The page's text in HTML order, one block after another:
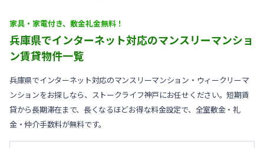
家具・家電付き、敷金礼金無料！
兵庫県でインターネット対応のマンスリーマンショ
ン賃貸物件一覧
兵庫県でインターネット対応のマンスリーマンション・ウィークリーマ
ンションをお探しなら、ストークライフ神戸にお任せください。短期賃
貸から長期滞在まで、長くなるほどお得な料金設定で、全室敷金・礼
金・仲介手数料が無料です。